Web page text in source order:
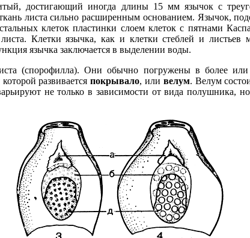
достигающий иногда длины 15 мм язычок с
листа сильно расширенным основанием. Язычок,
клеток пластинки слоем клеток с пятнами
Клетки язычка, как и клетки стеблей и листьев
язычка заключается в выделении воды.
(спорофилла). Они обычно погружены в более
развиваетсяпокрывало, или велум. Велум
не только в зависимости от вида полушника,